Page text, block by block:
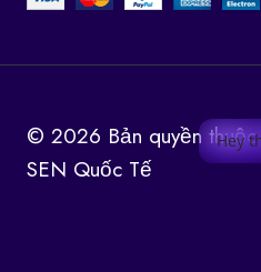
© 2026 Bản quyền
SEN Quốc Tế
Hey